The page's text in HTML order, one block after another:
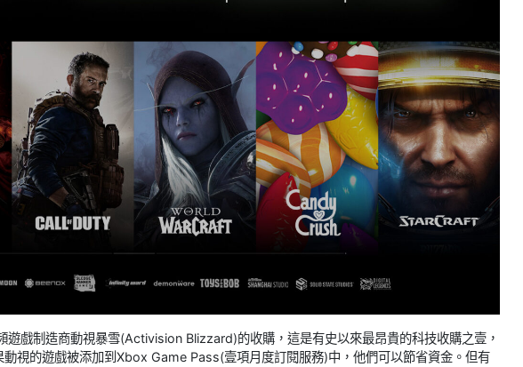
戲制造商動視暴雪(Activision Blizzard)的收購，這是有史以來最昂貴的科技收購之壹，
視的遊戲被添加到Xbox Game Pass(壹項月度訂閱服務)中，他們可以節省資金。但有